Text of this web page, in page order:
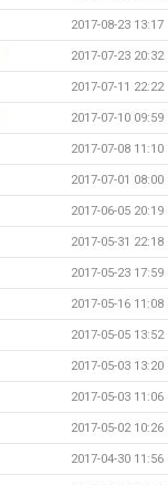
2017-08-23 13:17
2017-07-23 20:32
2017-07-11 22:22
2017-07-10 09:59
2017-07-08 11:10
2017-07-01 08:00
2017-06-05 20:19
2017-05-31 22:18
2017-05-23 17:59
2017-05-16 11:08
2017-05-05 13:52
2017-05-03 13:20
2017-05-03 11:06
2017-05-02 10:26
2017-04-30 11:56